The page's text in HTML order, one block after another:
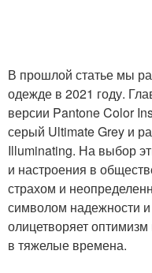
В прошлой статье мы
одежде в 2021 году.
версии Pantone Color
серый Ultimate Grey и
Illuminating. На выбор
и настроения в
страхом и
символом надежности
олицетворяет оптимизм
в тяжелые времена.